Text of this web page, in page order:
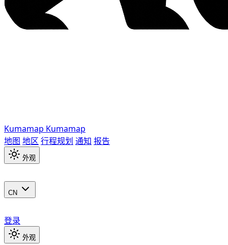
Kumamap Kumamap
地图 地区 行程规划 通知 报告
外观
CN
登录
外观